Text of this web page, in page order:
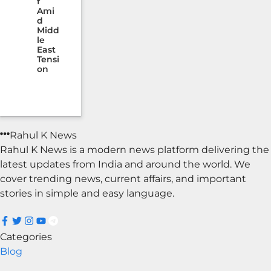
Ami
d
Midd
le
East
Tensi
on
Rahul K News
Rahul K News is a modern news platform delivering the
latest updates from India and around the world. We
cover trending news, current affairs, and important
stories in simple and easy language.
Categories
Blog